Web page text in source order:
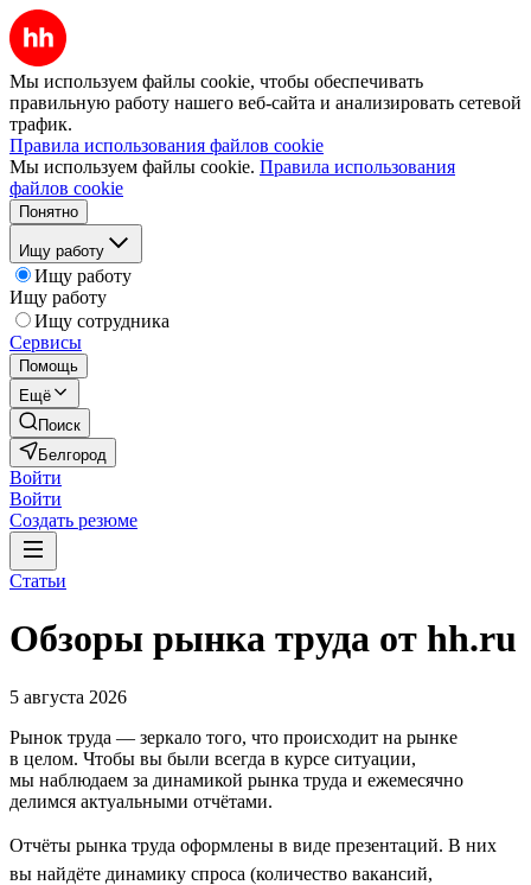
Мы используем файлы cookie, чтобы обеспечивать
правильную работу нашего веб-сайта и анализировать сетевой
трафик.
Правила использования файлов cookie
Мы используем файлы cookie. Правила использования
файлов cookie
Понятно
Ищу работу
Ищу работу
Ищу работу
Ищу сотрудника
Сервисы
Помощь
Ещё
Поиск
Белгород
Войти
Войти
Создать резюме
Статьи
Обзоры рынка труда от hh.ru
5 августа 2026
Рынок труда — зеркало того, что происходит на рынке
в целом. Чтобы вы были всегда в курсе ситуации,
мы наблюдаем за динамикой рынка труда и ежемесячно
делимся актуальными отчётами.
Отчёты рынка труда оформлены в виде презентаций. В них
вы найдёте динамику спроса (количество вакансий,